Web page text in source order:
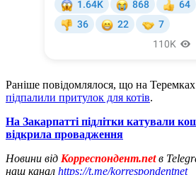
Раніше повідомлялося, що на Теремках
підпалили притулок для котів.
На Закарпатті підлітки катували
відкрила провадження
Новини від Корреспондент.netв
наш канал https://t.me/korrespondentnet